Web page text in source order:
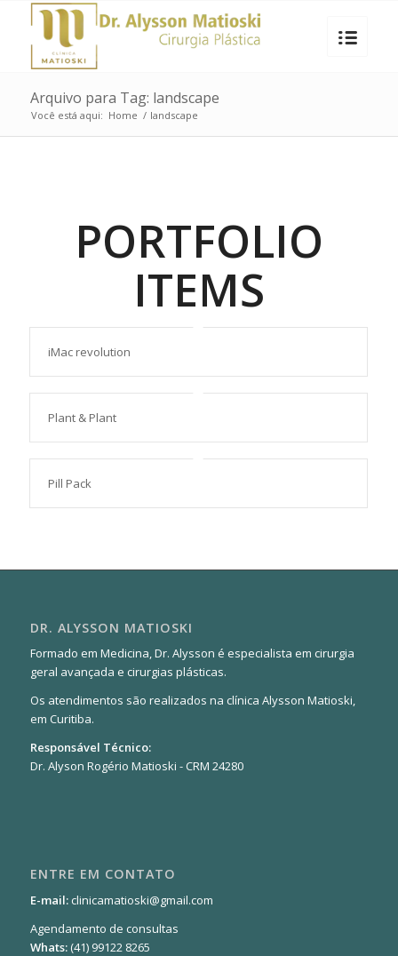
Arquivo para Tag: landscape
Você está aqui: Home / landscape
PORTFOLIO
ITEMS
iMac revolution
Plant & Plant
Pill Pack
DR. ALYSSON MATIOSKI
Formado em Medicina, Dr. Alysson é especialista em cirurgia
geral avançada e cirurgias plásticas.
Os atendimentos são realizados na clínica Alysson Matioski,
em Curitiba.
Responsável Técnico:
Dr. Alyson Rogério Matioski - CRM 24280
ENTRE EM CONTATO
E-mail: clinicamatioski@gmail.com
Agendamento de consultas
Whats:(41) 99122 8265